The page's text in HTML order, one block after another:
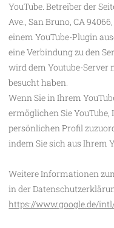
YouTube. Betreiber der
Ave., San Bruno, CA
einem YouTube-Plugin
eine Verbindung zu den
wird dem Youtube-Server
besucht haben.
Wenn Sie in Ihrem
ermöglichen Sie
persönlichen Profil
indem Sie sich aus Ihrem
Weitere Informationen
in der
https://www.google.de/